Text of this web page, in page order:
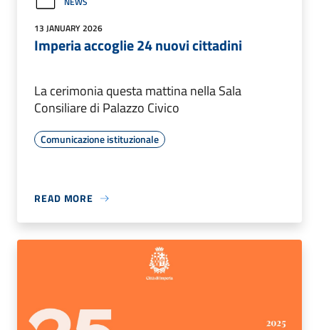
13 JANUARY 2026
Imperia accoglie 24 nuovi cittadini
La cerimonia questa mattina nella Sala
Consiliare di Palazzo Civico
Comunicazione istituzionale
READ MORE